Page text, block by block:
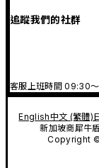
追蹤我們的社群
客服上班時間 09:30
English中文 (繁體)
新加坡商犀牛
Copyright